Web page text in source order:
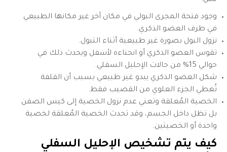
وجود فتحة المجرى البولي في مكان آخر غير مكانها الطبيعي
في طرف العضو الذكري.
نزول البول بصورة غير طبيعية أثناء التبول.
تقوس العضو الذكري أو انحناءه لأسفل ويحدث ذلك في
حوالي 15% من حالات الإحليل السفلي.
شكل العضو الذكري يبدو غير طبيعي بسبب أن القلفة
تُغطي الجزء العلوي من القضيب فقط.
الخصية المُعلقة وتعني عدم نزول الخصية إلى كيس الصفن
بل تظل داخل الجسم، وقد تحدث الخصية المُعلقة لخصية
واحدة أو الخصيتين.
كيف يتم تشخيص الإحليل السفلي